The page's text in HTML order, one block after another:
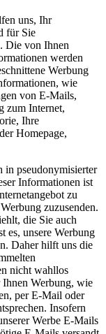
uns, Ihr
für Sie
Die von Ihnen
werden
Werbung
wie
von E-Mails,
zum Internet,
Ihre
Homepage,
in pseudonymisierter
Informationen ist
zu
zuzusenden.
die Sie auch
es, unsere Werbung
Daher hilft uns die
nicht wahllos
Ihnen Werbung, wie
per E-Mail oder
Insofern
Werbe E-Mails